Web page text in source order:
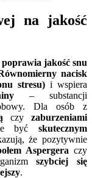
na jakość
poprawia jakość snu
nacisk
stresu) i wspiera
– substancji
Dla osób z
czy zaburzeniami
być skutecznym
że pozytywnie
Aspergera czy
szybciej się
.